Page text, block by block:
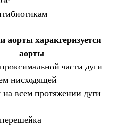
аорты характеризуется
аорты
части дуги
нисходящей
всем протяжении дуги